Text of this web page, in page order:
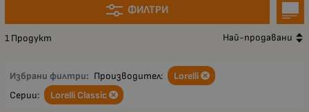
ФИЛТРИ
1 Продукт Най-продавани
Избрани филтри: Производител:
Lorelli
Серии:
Lorelli Classic